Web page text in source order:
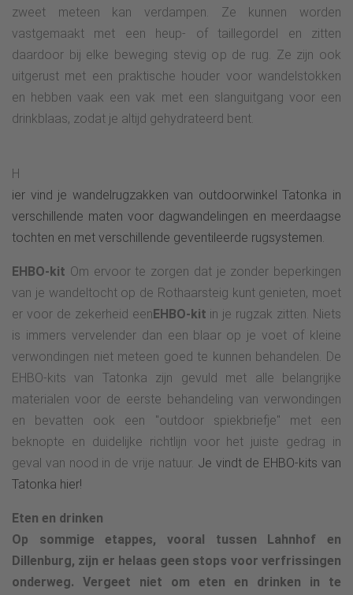
zweet meteen kan verdampen. Ze kunnen worden
vastgemaakt met een heup- of taillegordel en zitten
daardoor bij elke beweging stevig op de rug. Ze zijn ook
uitgerust met een praktische houder voor wandelstokken
en hebben vaak een vak met een slanguitgang voor een
drinkblaas, zodat je altijd gehydrateerd bent.
H
ier vind je wandelrugzakken van outdoorwinkel Tatonka in
verschillende maten voor dagwandelingen en meerdaagse
tochten en met verschillende geventileerde rugsystemen.
EHBO-kit Om ervoor te zorgen dat je zonder beperkingen
van je wandeltocht op de Rothaarsteig kunt genieten, moet
er voor de zekerheid een EHBO-kit in je rugzak zitten. Niets
is immers vervelender dan een blaar op je voet of kleine
verwondingen niet meteen goed te kunnen behandelen. De
EHBO-kits van Tatonka zijn gevuld met alle belangrijke
materialen voor de eerste behandeling van verwondingen
en bevatten ook een "outdoor spiekbriefje" met een
beknopte en duidelijke richtlijn voor het juiste gedrag in
geval van nood in de vrije natuur. Je vindt de EHBO-kits van
Tatonka hier!
Eten en drinken
Op sommige etappes, vooral tussen Lahnhof en
Dillenburg, zijn er helaas geen stops voor verfrissingen
onderweg. Vergeet niet om eten en drinken in te